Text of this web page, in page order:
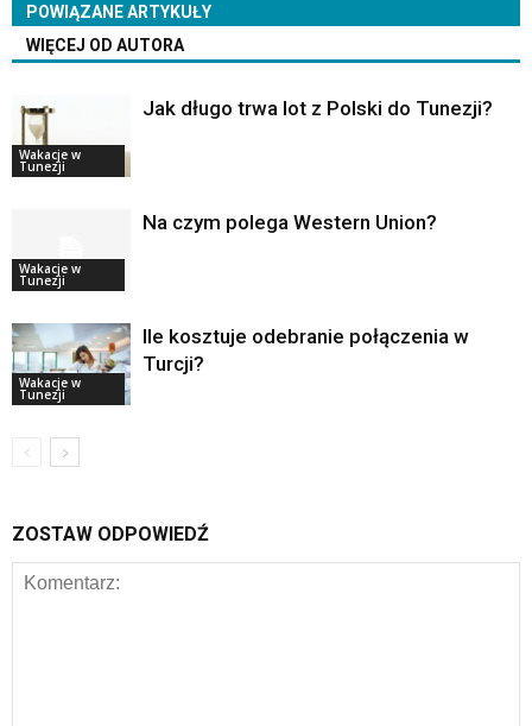
POWIĄZANE ARTYKUŁY
WIĘCEJ OD AUTORA
Wakacje w
Tunezji
Jak długo trwa lot z Polski do Tunezji?
Wakacje w
Tunezji
Na czym polega Western Union?
Wakacje w
Tunezji
Ile kosztuje odebranie połączenia w
Turcji?
ZOSTAW ODPOWIEDŹ